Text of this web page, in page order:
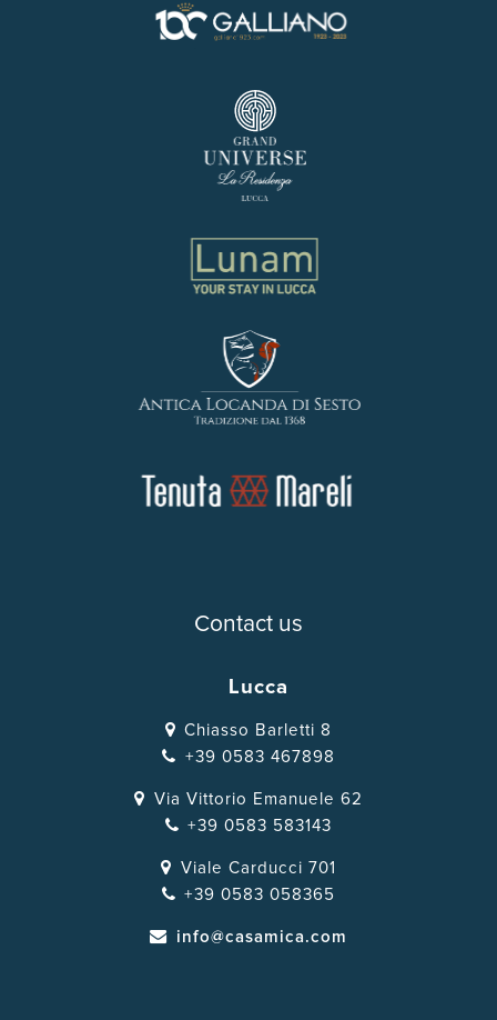
Contact us
Lucca
Chiasso Barletti 8
+39 0583 467898
Via Vittorio Emanuele 62
+39 0583 583143
Viale Carducci 701
+39 0583 058365
info@casamica.com